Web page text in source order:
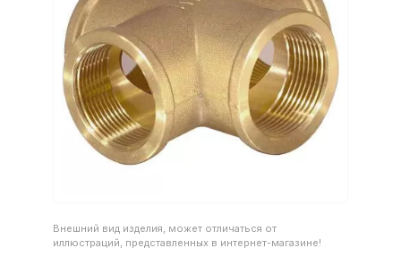
Внешний вид изделия, может отличаться от
иллюстраций, представленных в интернет-магазине!